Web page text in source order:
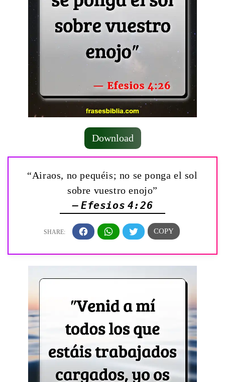
Download
“Airaos, no pequéis; no se ponga el sol
sobre vuestro enojo”
— Efesios 4:26